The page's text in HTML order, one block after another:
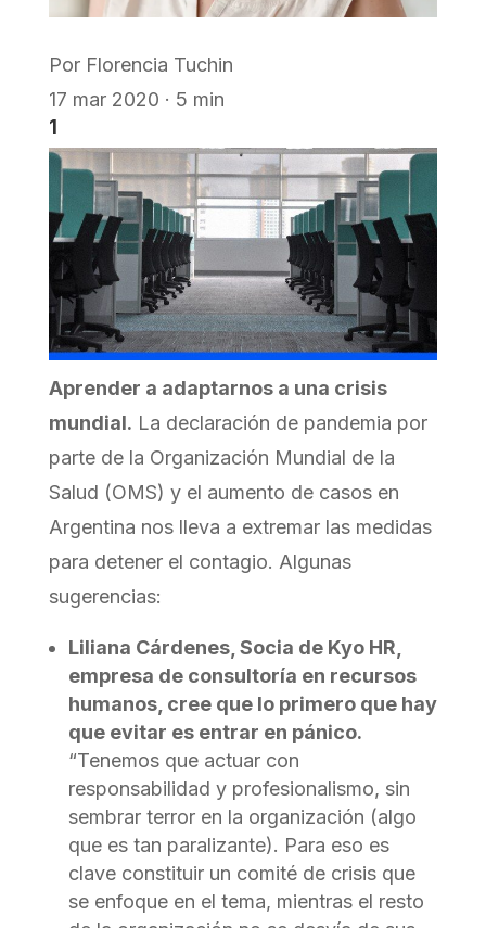
Por Florencia Tuchin
17 mar 2020 · 5 min
1
Aprender a adaptarnos a una crisis
mundial. La declaración de pandemia por
parte de la Organización Mundial de la
Salud (OMS) y el aumento de casos en
Argentina nos lleva a extremar las medidas
para detener el contagio. Algunas
sugerencias:
Liliana Cárdenes, Socia de Kyo HR,
empresa de consultoría en recursos
humanos, cree que lo primero que hay
que evitar es entrar en pánico.
“Tenemos que actuar con
responsabilidad y profesionalismo, sin
sembrar terror en la organización (algo
que es tan paralizante). Para eso es
clave constituir un comité de crisis que
se enfoque en el tema, mientras el resto